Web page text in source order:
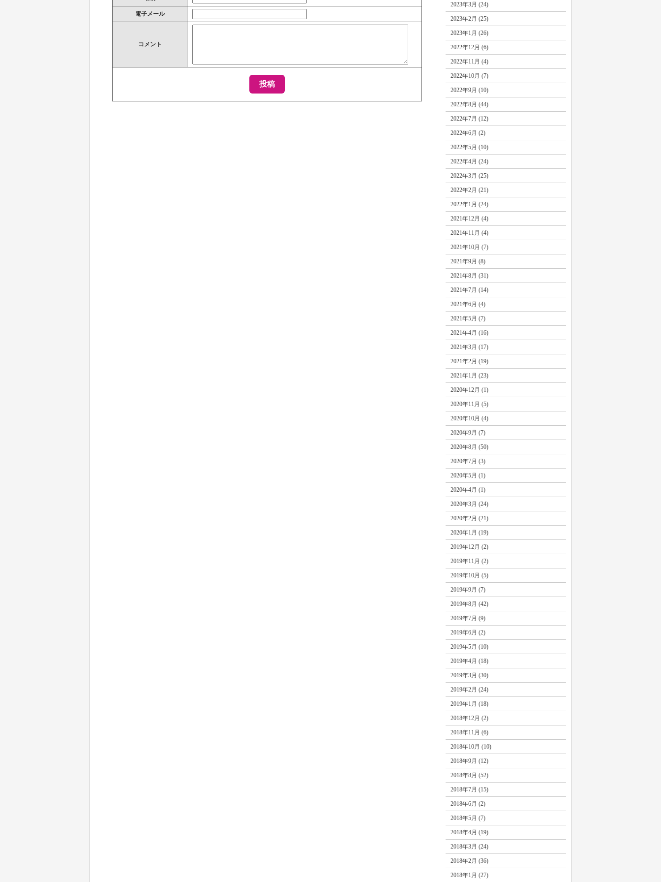
電子メール
コメント
2023年3月 (24)
2023年2月 (25)
2023年1月 (26)
2022年12月 (6)
2022年11月 (4)
2022年10月 (7)
2022年9月 (10)
2022年8月 (44)
2022年7月 (12)
2022年6月 (2)
2022年5月 (10)
2022年4月 (24)
2022年3月 (25)
2022年2月 (21)
2022年1月 (24)
2021年12月 (4)
2021年11月 (4)
2021年10月 (7)
2021年9月 (8)
2021年8月 (31)
2021年7月 (14)
2021年6月 (4)
2021年5月 (7)
2021年4月 (16)
2021年3月 (17)
2021年2月 (19)
2021年1月 (23)
2020年12月 (1)
2020年11月 (5)
2020年10月 (4)
2020年9月 (7)
2020年8月 (50)
2020年7月 (3)
2020年5月 (1)
2020年4月 (1)
2020年3月 (24)
2020年2月 (21)
2020年1月 (19)
2019年12月 (2)
2019年11月 (2)
2019年10月 (5)
2019年9月 (7)
2019年8月 (42)
2019年7月 (9)
2019年6月 (2)
2019年5月 (10)
2019年4月 (18)
2019年3月 (30)
2019年2月 (24)
2019年1月 (18)
2018年12月 (2)
2018年11月 (6)
2018年10月 (10)
2018年9月 (12)
2018年8月 (52)
2018年7月 (15)
2018年6月 (2)
2018年5月 (7)
2018年4月 (19)
2018年3月 (24)
2018年2月 (36)
2018年1月 (27)